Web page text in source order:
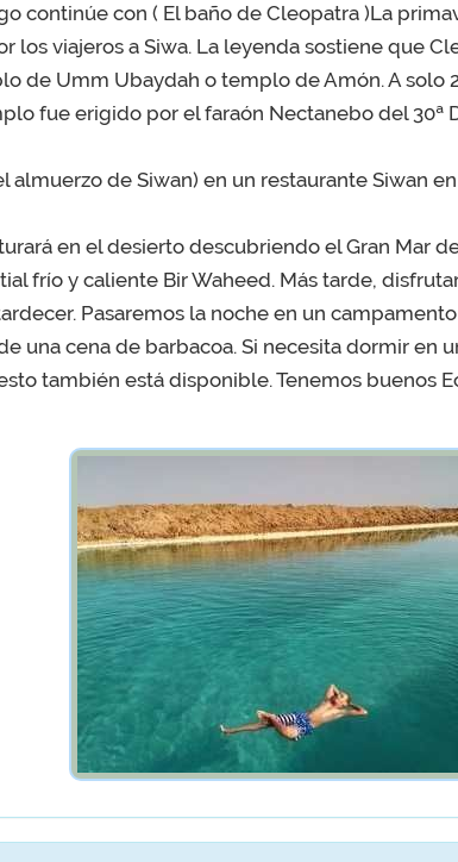
continúe con ( El baño de Cleopatra )La
los viajeros a Siwa. La leyenda sostiene que
de Umm Ubaydah o templo de Amón. A solo
fue erigido por el faraón Nectanebo del 30ª
almuerzo de Siwan) en un restaurante Siwan
en el desierto descubriendo el Gran Mar
frío y caliente Bir Waheed. Más tarde,
Pasaremos la noche en un
una cena de barbacoa. Si necesita dormir en
también está disponible. Tenemos buenos